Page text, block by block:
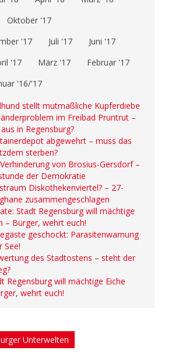
Oktober '17
'17
Juli '17
Juni '17
'17 März '17
Februar '17
'16/'17
stellt mutmaßliche Kupferdiebe
im Freibad Pruntrut –
in Regensburg?
abgewehrt – muss das
sterben?
von Brosius-Gersdorf –
der Demokratie
Diskothekenviertel? – 27-
zusammengeschlagen
Stadt Regensburg will mächtige
– Bürger, wehrt euch!
geschockt: Parasitenwarnung
See!
des Stadtostens – steht der
Regensburg will mächtige Eiche
wehrt euch!
Unterwelten